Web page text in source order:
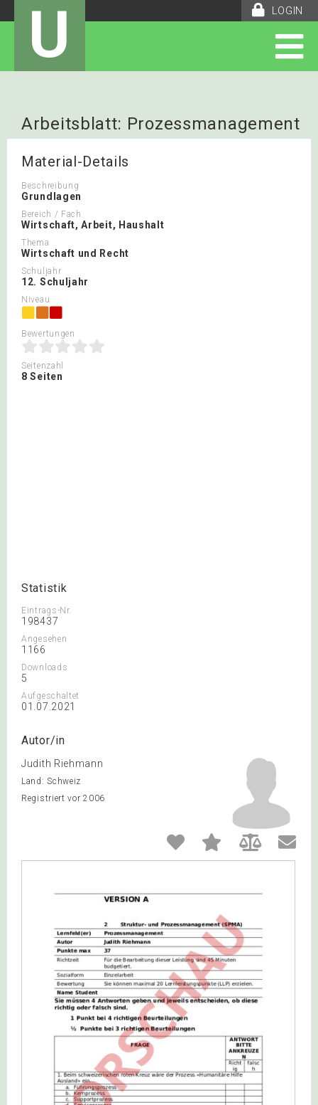
LOGIN
U
Arbeitsblatt: Prozessmanagement
Material-Details
Beschreibung
Grundlagen
Bereich / Fach
Wirtschaft, Arbeit, Haushalt
Thema
Wirtschaft und Recht
Schuljahr
12. Schuljahr
Niveau
Bewertungen
Seitenzahl
8 Seiten
Statistik
Eintrags-Nr.
198437
Angesehen
1166
Downloads
5
Aufgeschaltet
01.07.2021
Autor/in
Judith Riehmann
Land: Schweiz
Registriert vor 2006